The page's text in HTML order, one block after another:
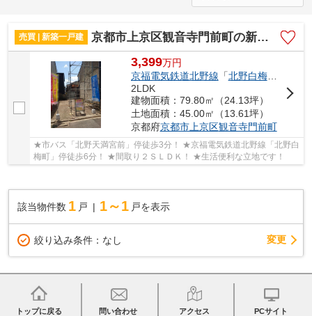
売買 | 新築一戸建 京都市上京区観音寺門前町の新築一戸建
3,399万円
京福電気鉄道北野線 「北野白梅町
2LDK
建物面積：79.80㎡（24.13坪）
土地面積：45.00㎡（13.61坪）
京都府京都市上京区観音寺門前町
★市バス「北野天満宮前」停徒歩3分！ ★京福電気鉄道北野線「北野白
梅町」停徒歩6分！ ★間取り２ＳＬＤＫ！ ★生活便利な立地です！
該当物件数 1 戸 1～1 戸を表示
絞り込み条件： なし 変更
トップに戻る 問い合わせ アクセス PCサイト